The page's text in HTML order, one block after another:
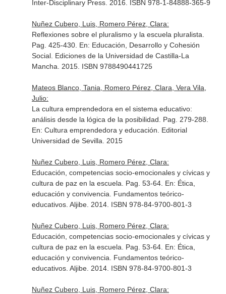
Inter-Disciplinary Press. 2016. ISBN 978-1-84888-365-9
Nuñez Cubero, Luis, Romero Pérez, Clara:
Reflexiones sobre el pluralismo y la escuela pluralista.
Pag. 425-430. En: Educación, Desarrollo y Cohesión
Social. Ediciones de la Universidad de Castilla-La
Mancha. 2015. ISBN 9788490441725
Mateos Blanco, Tania, Romero Pérez, Clara, Vera Vila,
Julio:
La cultura emprendedora en el sistema educativo:
análisis desde la lógica de la posibilidad. Pag. 279-288.
En: Cultura emprendedora y educación . Editorial
Universidad de Sevilla. 2015
Nuñez Cubero, Luis, Romero Pérez, Clara:
Educación, competencias socio-emocionales y cívicas y
cultura de paz en la escuela. Pag. 53-64. En: Ética,
educación y convivencia. Fundamentos teórico-
educativos. Aljibe. 2014. ISBN 978-84-9700-801-3
Nuñez Cubero, Luis, Romero Pérez, Clara:
Educación, competencias socio-emocionales y cívicas y
cultura de paz en la escuela. Pag. 53-64. En: Ética,
educación y convivencia. Fundamentos teórico-
educativos. Aljibe. 2014. ISBN 978-84-9700-801-3
Nuñez Cubero, Luis, Romero Pérez, Clara: